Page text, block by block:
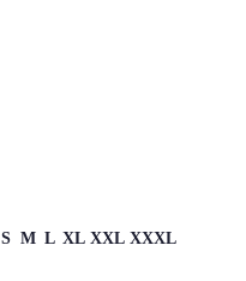
S M L XL XXL XXXL